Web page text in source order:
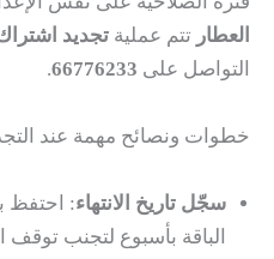
العطارتتم عمليةتجديد اشتراك IPTV
التواصل على 66776233
.
خطوات ونصائح مهمة عند
سجّل تاريخ الانتهاء: احتفظ
الباقة بأسبوع لتجنب توقف